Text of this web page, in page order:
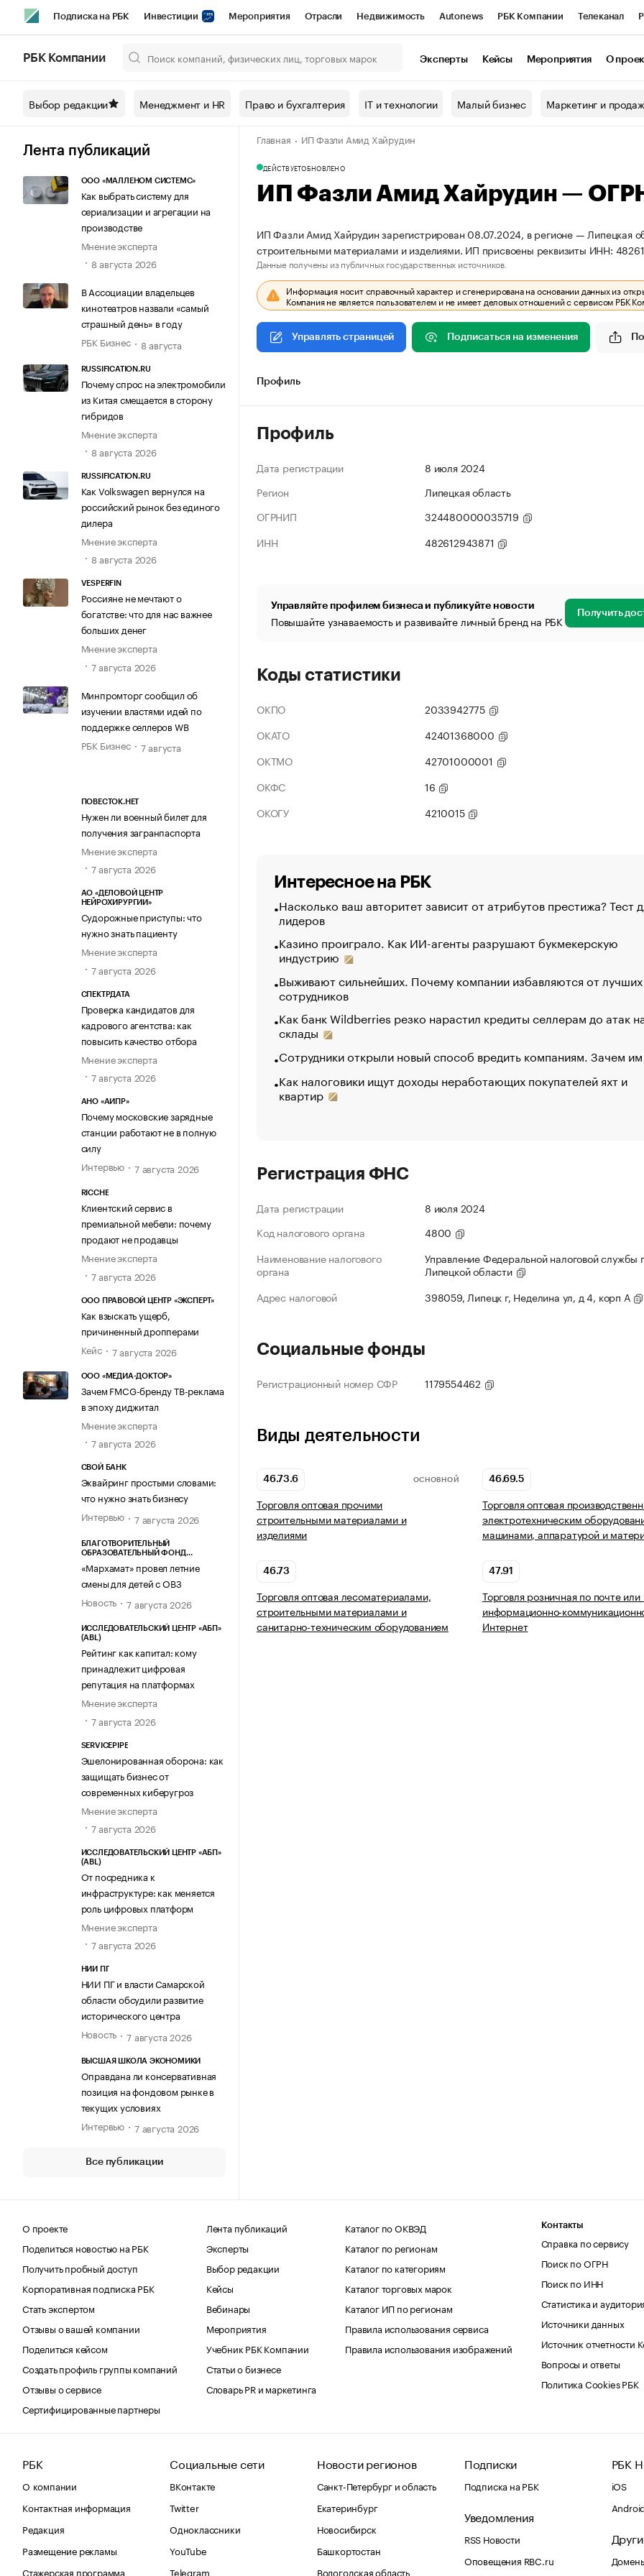
Подписка на РБК Инвестиции Мероприятия Отрасли Недвижимость Autonews РБК Компании Телеканал
Спецпроекты СПб Конференции СПб Спецпроекты Проверка контрагентов
Технологии и медиа Рынок наличной валюты
РБК Компании Эксперты Кейсы Мероприятия О
Выбор редакции Менеджмент и HR Право и бухгалтерия IT и технологии Малый бизнес Маркетинг и
Лента публикаций
ООО «МАЛЛЕНОМ СИСТЕМС»
Как выбрать систему для
сериализации и агрегации на
производстве
Мнение эксперта
8 августа 2026
В Ассоциации владельцев
кинотеатров назвали «самый
страшный день» в году
РБК Бизнес
8 августа
RUSSIFICATION.RU
Почему спрос на электромобили
из Китая смещается в сторону
гибридов
Мнение эксперта
8 августа 2026
RUSSIFICATION.RU
Как Volkswagen вернулся на
российский рынок без единого
дилера
Мнение эксперта
8 августа 2026
VESPERFIN
Россияне не мечтают о
богатстве: что для нас важнее
больших денег
Мнение эксперта
7 августа 2026
Минпромторг сообщил об
изучении властями идей по
поддержке селлеров WB
РБК Бизнес
7 августа
ПОВЕСТОК.НЕТ
Нужен ли военный билет для
получения загранпаспорта
Мнение эксперта
7 августа 2026
АО «ДЕЛОВОЙ ЦЕНТР
НЕЙРОХИРУРГИИ»
Судорожные приступы: что
нужно знать пациенту
Мнение эксперта
7 августа 2026
СПЕКТРДАТА
Проверка кандидатов для
кадрового агентства: как
повысить качество отбора
Мнение эксперта
7 августа 2026
АНО «АИПР»
Почему московские зарядные
станции работают не в полную
силу
Интервью
7 августа 2026
RICCHE
Клиентский сервис в
премиальной мебели: почему
продают не продавцы
Мнение эксперта
7 августа 2026
ООО ПРАВОВОЙ ЦЕНТР «ЭКСПЕРТ»
Как взыскать ущерб,
причиненный дропперами
Кейс
7 августа 2026
ООО «МЕДИА-ДОКТОР»
Зачем FMCG-бренду ТВ-реклама
в эпоху диджитал
Мнение эксперта
7 августа 2026
СВОЙ БАНК
Эквайринг простыми словами:
что нужно знать бизнесу
Интервью
7 августа 2026
БЛАГОТВОРИТЕЛЬНЫЙ
ОБРАЗОВАТЕЛЬНЫЙ ФОНД
«Мархамат» провел летние
смены для детей с ОВЗ
Новость
7 августа 2026
ИССЛЕДОВАТЕЛЬСКИЙ ЦЕНТР «АБП»
(ABL)
Рейтинг как капитал: кому
принадлежит цифровая
репутация на платформах
Мнение эксперта
7 августа 2026
SERVICEPIPE
Эшелонированная оборона: как
защищать бизнес от
современных киберугроз
Мнение эксперта
7 августа 2026
ИССЛЕДОВАТЕЛЬСКИЙ ЦЕНТР «АБП»
(ABL)
От посредника к
инфраструктуре: как меняется
роль цифровых платформ
Мнение эксперта
7 августа 2026
НИИ ПГ
НИИ ПГ и власти Самарской
области обсудили развитие
исторического центра
Новость
7 августа 2026
ВЫСШАЯ ШКОЛА ЭКОНОМИКИ
Оправдана ли консервативная
позиция на фондовом рынке в
текущих условиях
Интервью
7 августа 2026
Все публикации
Главная ИП Фазли Амид Хайрудин
ДЕЙСТВУЕТОБНОВЛЕНО
ИП Фазли Амид Хайрудин —
ИП Фазли Амид Хайрудин зарегистрирован 08.07.2024, в регионе — Липецкая
строительными материалами и изделиями. ИП присвоены реквизиты ИНН:
Данные получены из публичных государственных источников.
Информация носит справочный характер и сгенерирована на основании данных из
Компания не является пользователем и не имеет деловых отношений с сервисом РБК
Управлять страницей Подписаться на изменения
Профиль
Профиль
Дата регистрации
8 июля 2024
Регион
Липецкая область
ОГРНИП
324480000035719
ИНН
482612943871
Управляйте профилем бизнеса и публикуйте новости
Повышайте узнаваемость и развивайте личный бренд на РБК Получить
Коды статистики
ОКПО
2033942775
ОКАТО
42401368000
ОКТМО
42701000001
ОКФС
16
ОКОГУ
4210015
Интересное на РБК
Насколько ваш авторитет зависит от атрибутов престижа? Тест
лидеров
Казино проиграло. Как ИИ-агенты разрушают букмекерскую
индустрию
Выживают сильнейших. Почему компании избавляются от лучших
сотрудников
Как банк Wildberries резко нарастил кредиты селлерам до атак
склады
Сотрудники открыли новый способ вредить компаниям. Зачем
Как налоговики ищут доходы неработающих покупателей яхт и
квартир
Регистрация ФНС
Дата регистрации
8 июля 2024
Код налогового органа
4800
Наименование налогового
органа
Управление Федеральной налоговой службы
Липецкой области
Адрес налоговой
398059, Липецк г, Неделина ул, д 4, корп А
Социальные фонды
Регистрационный номер СФР 1179554462
Виды деятельности
46.73.6 ОСНОВНОЙ
Торговля оптовая прочими
строительными материалами и
изделиями
46.69.5
Торговля оптовая
электротехническим
машинами, аппаратурой и
46.73
Торговля оптовая лесоматериалами,
строительными материалами и
санитарно-техническим оборудованием
47.91
Торговля розничная по почте или
информационно-
Интернет
О проекте
Поделиться новостью на РБК
Получить пробный доступ
Корпоративная подписка РБК
Стать экспертом
Отзывы о вашей компании
Поделиться кейсом
Создать профиль группы компаний
Отзывы о сервисе
Сертифицированные партнеры
Лента публикаций
Эксперты
Выбор редакции
Кейсы
Вебинары
Мероприятия
Учебник РБК Компании
Статьи о бизнесе
Словарь PR и маркетинга
Каталог по ОКВЭД
Каталог по регионам
Каталог по категориям
Каталог торговых марок
Каталог ИП по регионам
Правила использования сервиса
Правила использования изображений
Контакты
Справка по сервису
Поиск по ОГРН
Поиск по ИНН
Статистика и
Источники данных
Источник отчетности
Вопросы и ответы
Политика Cookies РБК
РБК
О компании
Контактная информация
Редакция
Размещение рекламы
Стажерская программа
Социальные сети
ВКонтакте
Twitter
Одноклассники
YouTube
Telegram
Новости регионов
Санкт-Петербург и область
Екатеринбург
Новосибирск
Башкортостан
Вологодская область
Подписки
Подписка на РБК
Уведомления
RSS Новости
Оповещения RBC.ru
РБК
iOS